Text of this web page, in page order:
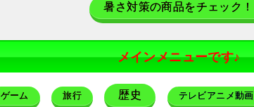
暑さ対策の商品をチェック！
メインメニューです♪
ゲーム 旅行 歴史 テレビアニメ動画